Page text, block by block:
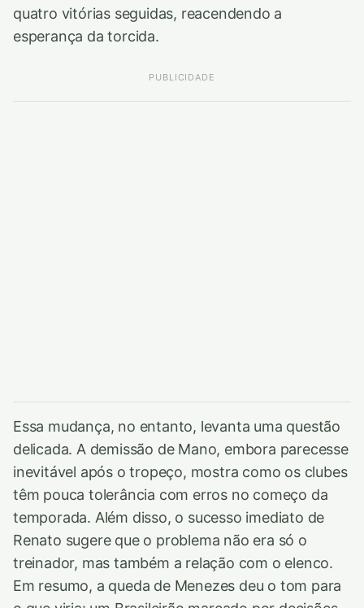
quatro vitórias seguidas, reacendendo a
esperança da torcida.
PUBLICIDADE
Essa mudança, no entanto, levanta uma questão
delicada. A demissão de Mano, embora parecesse
inevitável após o tropeço, mostra como os clubes
têm pouca tolerância com erros no começo da
temporada. Além disso, o sucesso imediato de
Renato sugere que o problema não era só o
treinador, mas também a relação com o elenco.
Em resumo, a queda de Menezes deu o tom para